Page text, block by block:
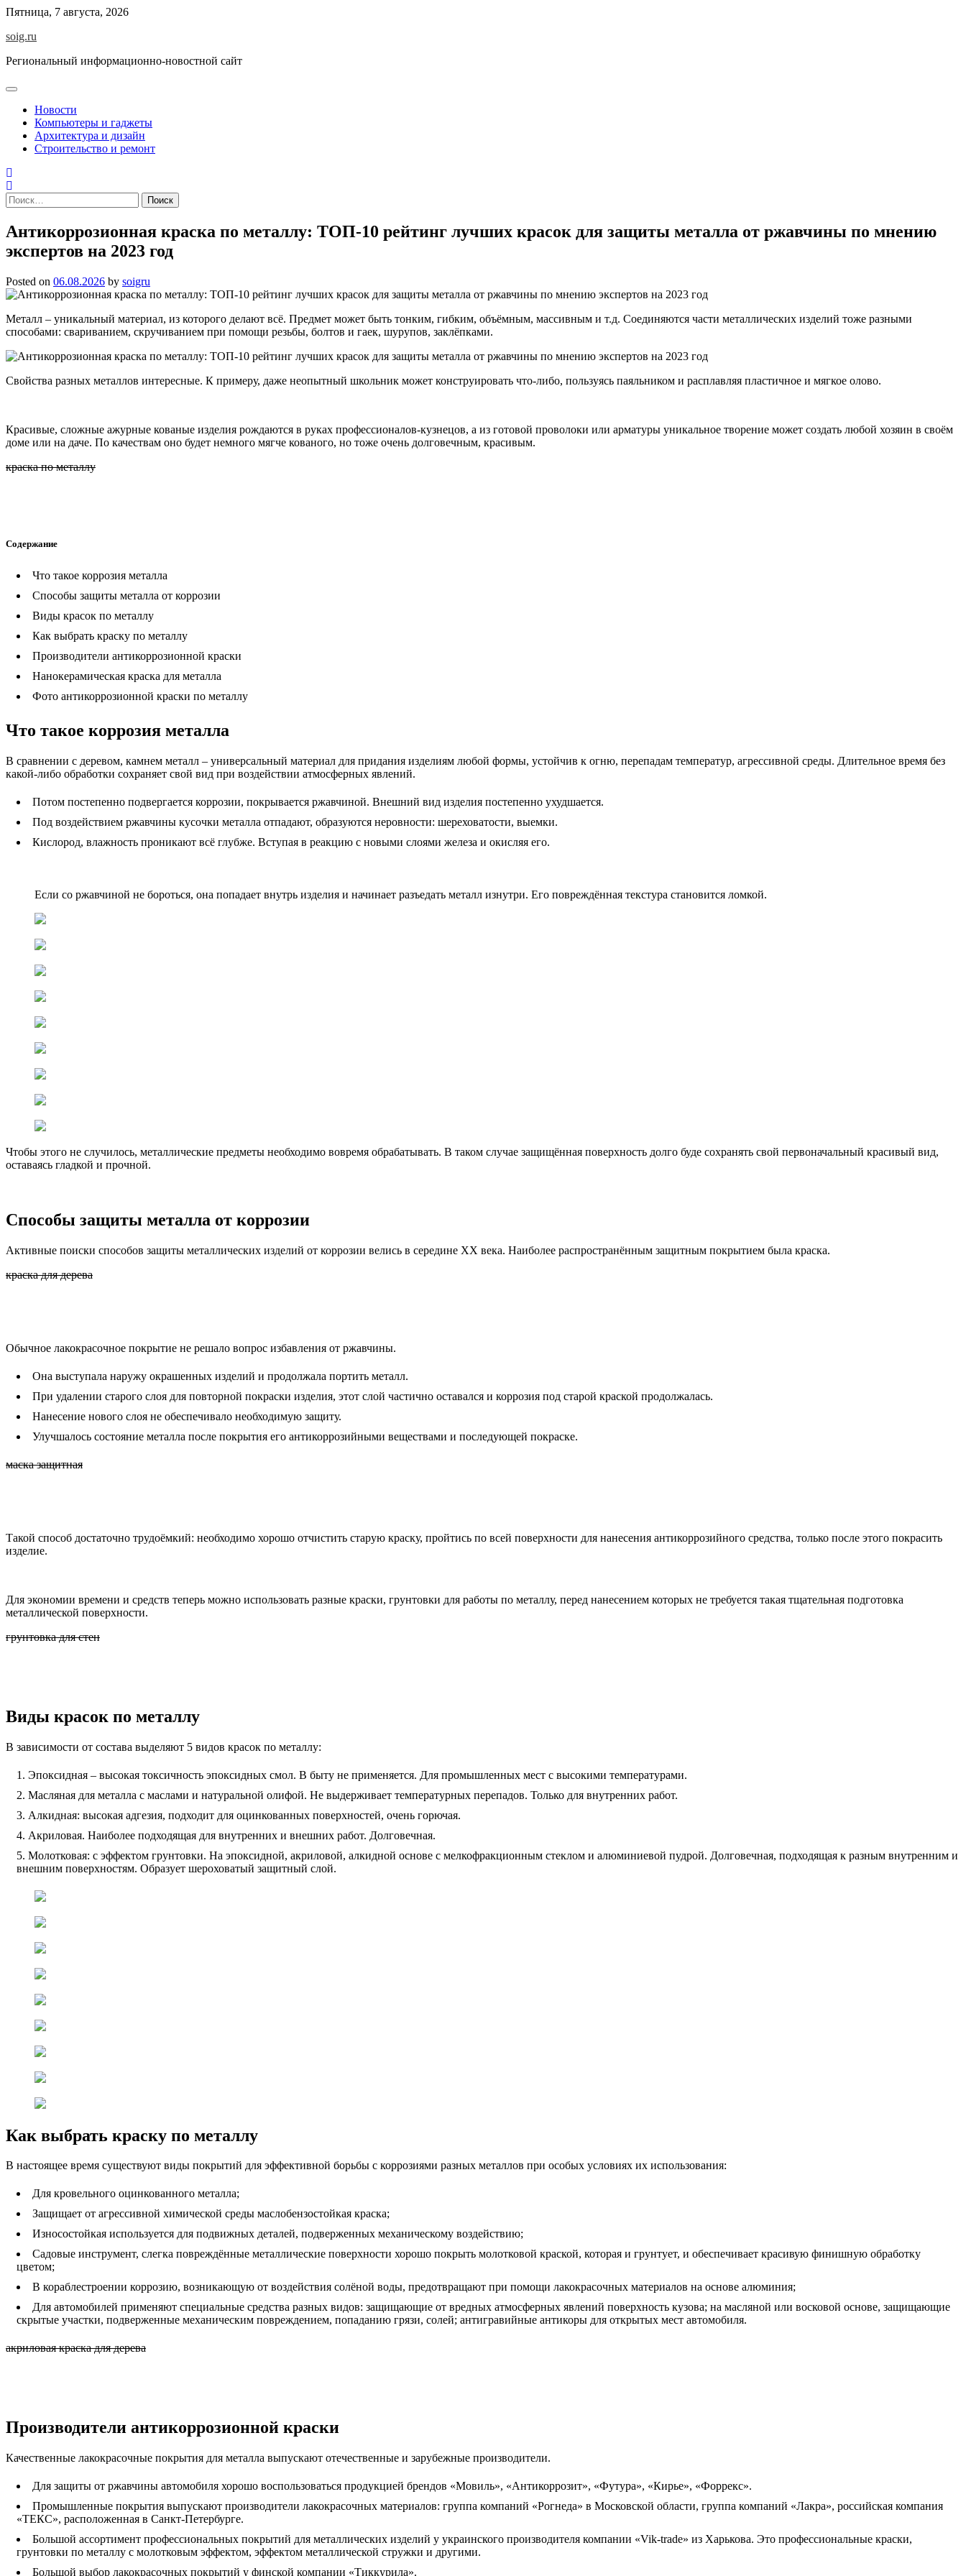
Skip
content
Пятница, 7 августа, 2026
soig.ru
Региональный информационно-новостной сайт
Новости
Компьютеры и гаджеты
Архитектура и дизайн
Строительство и ремонт
Найти:
Антикоррозионная краска по металлу: ТОП-10 рейтинг лучших красок для защиты металла от ржавчины по мнению
экспертов на 2023 год
Posted on 06.08.2026 by soigru
Металл – уникальный материал, из которого делают всё. Предмет может быть тонким, гибким, объёмным, массивным и т.д. Соединяются части металлических изделий тоже разными
способами: свариванием, скручиванием при помощи резьбы, болтов и гаек, шурупов, заклёпками.
Свойства разных металлов интересные. К примеру, даже неопытный школьник может конструировать что-либо, пользуясь паяльником и расплавляя пластичное и мягкое олово.
Красивые, сложные ажурные кованые изделия рождаются в руках профессионалов-кузнецов, а из готовой проволоки или арматуры уникальное творение может создать любой хозяин в своём
доме или на даче. По качествам оно будет немного мягче кованого, но тоже очень долговечным, красивым.
краска по металлу
Содержание
Что такое коррозия металла
Способы защиты металла от коррозии
Виды красок по металлу
Как выбрать краску по металлу
Производители антикоррозионной краски
Нанокерамическая краска для металла
Фото антикоррозионной краски по металлу
Что такое коррозия металла
В сравнении с деревом, камнем металл – универсальный материал для придания изделиям любой формы, устойчив к огню, перепадам температур, агрессивной среды. Длительное время без
какой-либо обработки сохраняет свой вид при воздействии атмосферных явлений.
Потом постепенно подвергается коррозии, покрывается ржавчиной. Внешний вид изделия постепенно ухудшается.
Под воздействием ржавчины кусочки металла отпадают, образуются неровности: шереховатости, выемки.
Кислород, влажность проникают всё глубже. Вступая в реакцию с новыми слоями железа и окисляя его.
Если со ржавчиной не бороться, она попадает внутрь изделия и начинает разъедать металл изнутри. Его повреждённая текстура становится ломкой.
Чтобы этого не случилось, металлические предметы необходимо вовремя обрабатывать. В таком случае защищённая поверхность долго буде сохранять свой первоначальный красивый вид,
оставаясь гладкой и прочной.
Способы защиты металла от коррозии
Активные поиски способов защиты металлических изделий от коррозии велись в середине ХХ века. Наиболее распространённым защитным покрытием была краска.
краска для дерева
Обычное лакокрасочное покрытие не решало вопрос избавления от ржавчины.
Она выступала наружу окрашенных изделий и продолжала портить металл.
При удалении старого слоя для повторной покраски изделия, этот слой частично оставался и коррозия под старой краской продолжалась.
Нанесение нового слоя не обеспечивало необходимую защиту.
Улучшалось состояние металла после покрытия его антикоррозийными веществами и последующей покраске.
маска защитная
Такой способ достаточно трудоёмкий: необходимо хорошо отчистить старую краску, пройтись по всей поверхности для нанесения антикоррозийного средства, только после этого покрасить
изделие.
Для экономии времени и средств теперь можно использовать разные краски, грунтовки для работы по металлу, перед нанесением которых не требуется такая тщательная подготовка
металлической поверхности.
грунтовка для стен
Виды красок по металлу
В зависимости от состава выделяют 5 видов красок по металлу:
Эпоксидная – высокая токсичность эпоксидных смол. В быту не применяется. Для промышленных мест с высокими температурами.
Масляная для металла с маслами и натуральной олифой. Не выдерживает температурных перепадов. Только для внутренних работ.
Алкидная: высокая адгезия, подходит для оцинкованных поверхностей, очень горючая.
Акриловая. Наиболее подходящая для внутренних и внешних работ. Долговечная.
Молотковая: с эффектом грунтовки. На эпоксидной, акриловой, алкидной основе с мелкофракционным стеклом и алюминиевой пудрой. Долговечная, подходящая к разным внутренним и
внешним поверхностям. Образует шероховатый защитный слой.
Как выбрать краску по металлу
В настоящее время существуют виды покрытий для эффективной борьбы с коррозиями разных металлов при особых условиях их использования:
Для кровельного оцинкованного металла;
Защищает от агрессивной химической среды маслобензостойкая краска;
Износостойкая используется для подвижных деталей, подверженных механическому воздействию;
Садовые инструмент, слегка повреждённые металлические поверхности хорошо покрыть молотковой краской, которая и грунтует, и обеспечивает красивую финишную обработку
цветом;
В кораблестроении коррозию, возникающую от воздействия солёной воды, предотвращают при помощи лакокрасочных материалов на основе алюминия;
Для автомобилей применяют специальные средства разных видов: защищающие от вредных атмосферных явлений поверхность кузова; на масляной или восковой основе, защищающие
скрытые участки, подверженные механическим повреждением, попаданию грязи, солей; антигравийные антикоры для открытых мест автомобиля.
акриловая краска для дерева
Производители антикоррозионной краски
Качественные лакокрасочные покрытия для металла выпускают отечественные и зарубежные производители.
Для защиты от ржавчины автомобиля хорошо воспользоваться продукцией брендов «Мовиль», «Антикоррозит», «Футура», «Кирье», «Форрекс».
Промышленные покрытия выпускают производители лакокрасочных материалов: группа компаний «Рогнеда» в Московской области, группа компаний «Лакра», российская компания
«ТЕКС», расположенная в Санкт-Петербурге.
Большой ассортимент профессиональных покрытий для металлических изделий у украинского производителя компании «Vik-trade» из Харькова. Это профессиональные краски,
грунтовки по металлу с молотковым эффектом, эффектом металлической стружки и другими.
Большой выбор лакокрасочных покрытий у финской компании «Тиккурила».